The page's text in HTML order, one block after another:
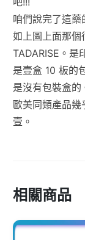
咱們說完了這藥
如上圖上面那個
TADARISE。是
是壹盒 10 板的
是沒有包裝盒
歐美同類產品幾
壹。
相關商品